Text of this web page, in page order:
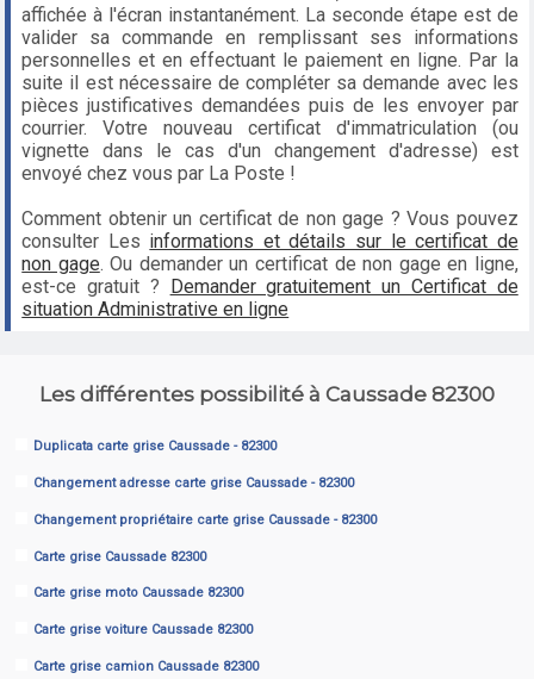
affichée à l'écran instantanément. La seconde étape est de
valider sa commande en remplissant ses informations
personnelles et en effectuant le paiement en ligne. Par la
suite il est nécessaire de compléter sa demande avec les
pièces justificatives demandées puis de les envoyer par
courrier. Votre nouveau certificat d'immatriculation (ou
vignette dans le cas d'un changement d'adresse) est
envoyé chez vous par La Poste !
Comment obtenir un certificat de non gage ? Vous pouvez
consulter Les informations et détails sur le certificat de
non gage. Ou demander un certificat de non gage en ligne,
est-ce gratuit ? Demander gratuitement un Certificat de
situation Administrative en ligne
Les différentes possibilité à Caussade 82300
Duplicata carte grise Caussade - 82300
Changement adresse carte grise Caussade - 82300
Changement propriétaire carte grise Caussade - 82300
Carte grise Caussade 82300
Carte grise moto Caussade 82300
Carte grise voiture Caussade 82300
Carte grise camion Caussade 82300